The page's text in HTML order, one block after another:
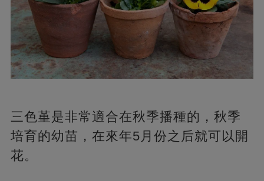
三色堇是非常適合在秋季播種的，秋季
培育的幼苗，在來年5月份之后就可以開
花。